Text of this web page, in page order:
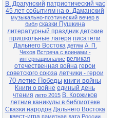
В. Драгунский патриотический час
45 лет событиям на о. Даманский
музыкально-поэтический вечер в
библ сказки Пушкина
литературный праздник детские
пришкольные лагеря писатели
Дальнего Востока детям А. П.
Чехов Встреча с воинами -
интернационалис великая
отечественная война герои
советского союза летчики - герои
70-летие Победы книги войны
Книги о войне единый день
чтения лето 2015 В. Коржиков
летние каникулы в библиотеке
Сказки народов Дальнего Востока
квест-игра памятная дата России